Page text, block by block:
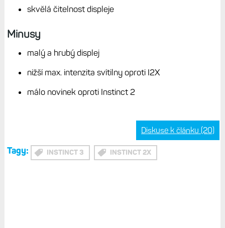
skvělá čitelnost displeje
Minusy
malý a hrubý displej
nižší max. intenzita svítilny oproti I2X
málo novinek oproti Instinct 2
Diskuse k článku (20)
Tagy: INSTINCT 3 INSTINCT 2X